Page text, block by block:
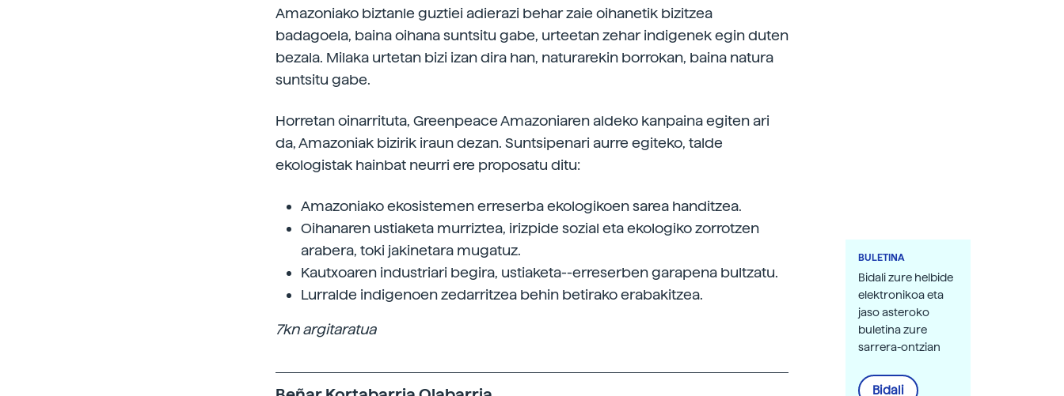
Amazoniako biztanle guztiei adierazi behar zaie oihanetik bizitzea
badagoela, baina oihana suntsitu gabe, urteetan zehar indigenek egin duten
bezala. Milaka urtetan bizi izan dira han, naturarekin borrokan, baina natura
suntsitu gabe.
Horretan oinarrituta, Greenpeace Amazoniaren aldeko kanpaina egiten ari
da, Amazoniak bizirik iraun dezan. Suntsipenari aurre egiteko, talde
ekologistak hainbat neurri ere proposatu ditu:
Amazoniako ekosistemen erreserba ekologikoen sarea handitzea.
Oihanaren ustiaketa murriztea, irizpide sozial eta ekologiko zorrotzen
arabera, toki jakinetara mugatuz.
Kautxoaren industriari begira, ustiaketa--erreserben garapena bultzatu.
Lurralde indigenoen zedarritzea behin betirako erabakitzea.
7kn argitaratua
BULETINA
Bidali zure helbide
elektronikoa eta
jaso asteroko
buletina zure
sarrera-ontzian
Bidali